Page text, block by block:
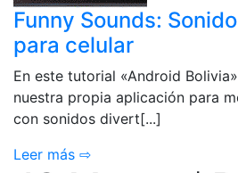
Funny Sounds:
para celular
En este tutorial «Android
nuestra propia aplicación para
con sonidos divert[...]
Leer más ⇨